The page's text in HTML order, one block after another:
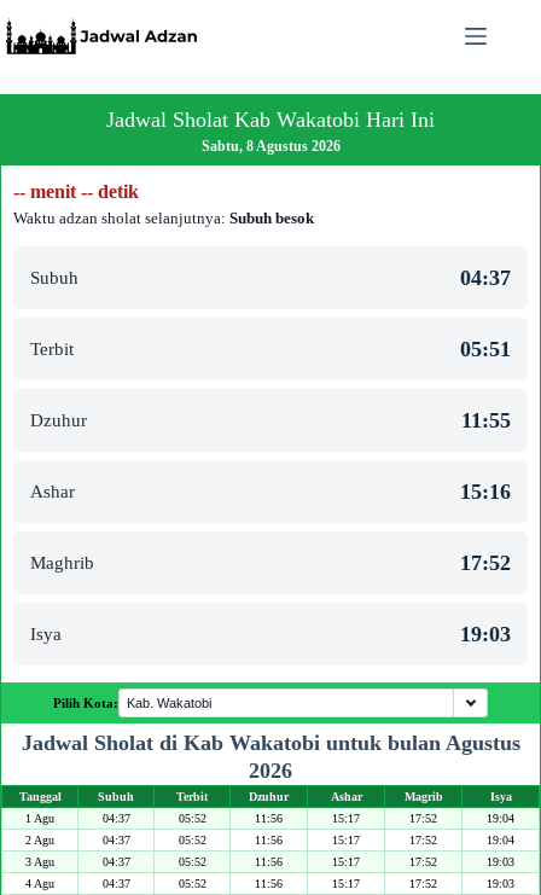
to
content
Jadwal Sholat Kab Wakatobi Hari Ini
Sabtu, 8 Agustus 2026
-- menit -- detik
Waktu adzan sholat selanjutnya: Subuh besok
Subuh 04:37
Terbit 05:51
Dzuhur 11:55
Ashar 15:16
Maghrib 17:52
Isya 19:03
Pilih Kota:
Jadwal Sholat di Kab Wakatobi untuk bulan Agustus
2026
Tanggal Subuh Terbit Dzuhur Ashar Magrib
Isya
1 Agu
04:37 05:52 11:56 15:17 17:52
19:04
2 Agu
04:37 05:52 11:56 15:17 17:52
19:04
3 Agu
04:37 05:52 11:56 15:17 17:52
19:03
4 Agu
04:37 05:52 11:56 15:17 17:52
19:03